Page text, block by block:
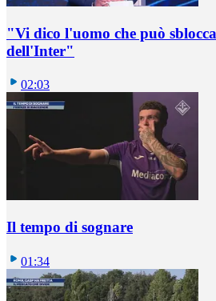
"Vi dico l'uomo che può
dell'Inter"
02:03
Il tempo di sognare
01:34